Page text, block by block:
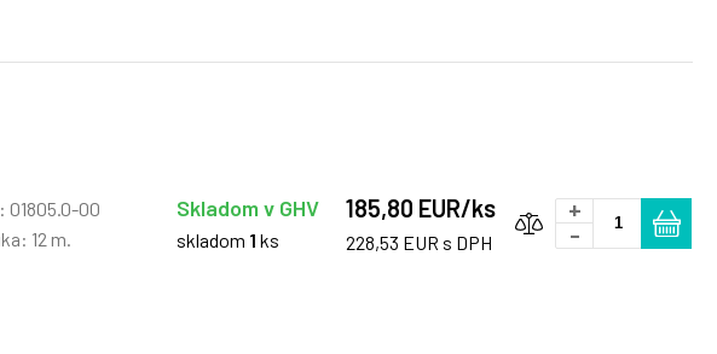
01805.0-00
12 m.
Skladom v GHV
skladom 1 ks
185,80 EUR/ks
228,53 EUR s DPH
+
-